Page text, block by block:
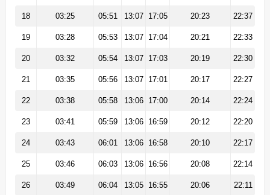
18 03:25 05:51 13:07 17:05 20:23 22:37
19 03:28 05:53 13:07 17:04 20:21 22:33
20 03:32 05:54 13:07 17:03 20:19 22:30
21 03:35 05:56 13:07 17:01 20:17 22:27
22 03:38 05:58 13:06 17:00 20:14 22:24
23 03:41 05:59 13:06 16:59 20:12 22:20
24 03:43 06:01 13:06 16:58 20:10 22:17
25 03:46 06:03 13:06 16:56 20:08 22:14
26 03:49 06:04 13:05 16:55 20:06 22:11